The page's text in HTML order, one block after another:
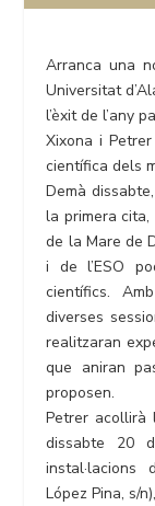
Arranca una
Universitat
l’èxit de l’any
Xixona i
científica dels
Demà
la primera
de la Mare de
i de l’ESO
científics.
diverses
realitzaran
que aniran
proposen.
Petrer acollirà
dissabte 20
López Pina, s/